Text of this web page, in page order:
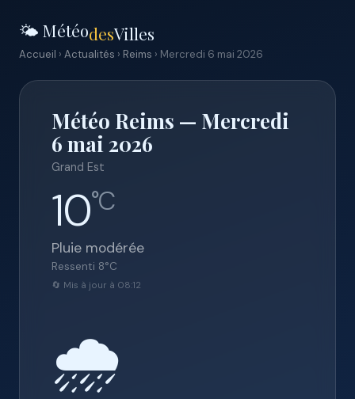
🌤️ MétéodesVilles
Accueil › Actualités › Reims › Mercredi 6 mai 2026
Météo Reims — Mercredi
6 mai 2026
Grand Est
10°C
Pluie modérée
Ressenti 8°C
🔄 Mis à jour à 08:12
🌧️